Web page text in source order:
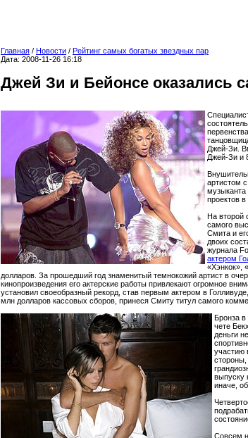
Главная / Новости / Рейтинг самых богатых звездных пар
Дата: 2008-11-26 16:18
Джей Зи и Бейонсе оказались
Джей-Зи.
Джей-Зи и
артистом
музыканта
проектов
На второй
самого
Смита и
двоих
журнала
актером
«Хэнкок»,
долларов. За прошедший год знаменитый темнокожий артист в
кинопроизведения его актерские работы привлекают огромное
установил своеобразный рекорд, став первым актером в
млн долларов кассовых сборов, принеся Смиту титул самого
Бронза
чете
деньги
участию
стороны,
выпуску
иначе,
Совсем